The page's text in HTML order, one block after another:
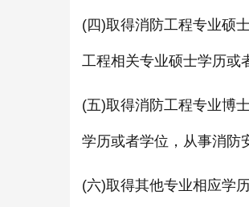
(四)取得消防工程专业硕
工程相关专业硕士学历或
(五)取得消防工程专业博
学历或者学位，从事消防
(六)取得其他专业相应学